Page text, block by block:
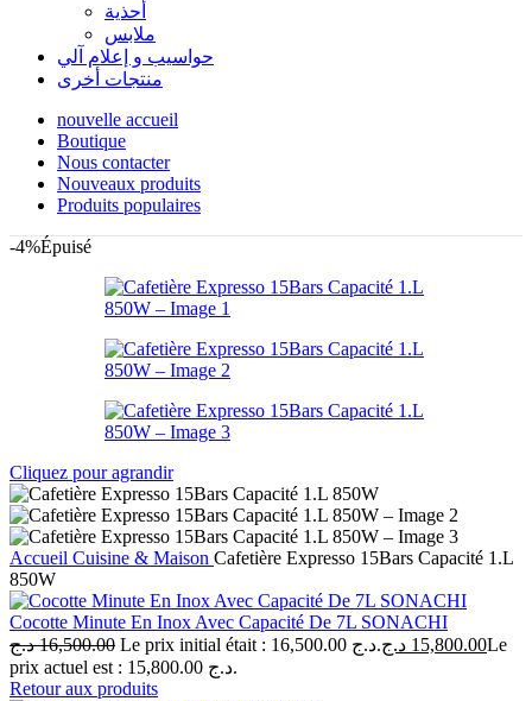
أحذية
ملابس
حواسيب و إعلام آلي
منتجات أخرى
nouvelle accueil
Boutique
Nous contacter
Nouveaux produits
Produits populaires
-4%Épuisé
Cliquez pour agrandir
Accueil Cuisine & Maison Cafetière Expresso 15Bars Capacité 1.L
850W
Cocotte Minute En Inox Avec Capacité De 7L SONACHI
16,500.00 د.ج Le prix initial était : 16,500.00 د.ج. 15,800.00 د.ج
Le
prix actuel est : 15,800.00 د.ج.
Retour aux produits